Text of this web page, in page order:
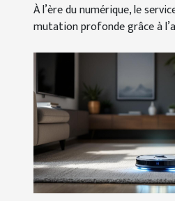
À l’ère du numérique, le
mutation profonde grâce à